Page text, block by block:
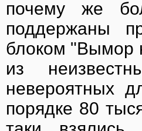
почему же
поддержаны
блоком "Вымор
из
невероятных
порядке 80